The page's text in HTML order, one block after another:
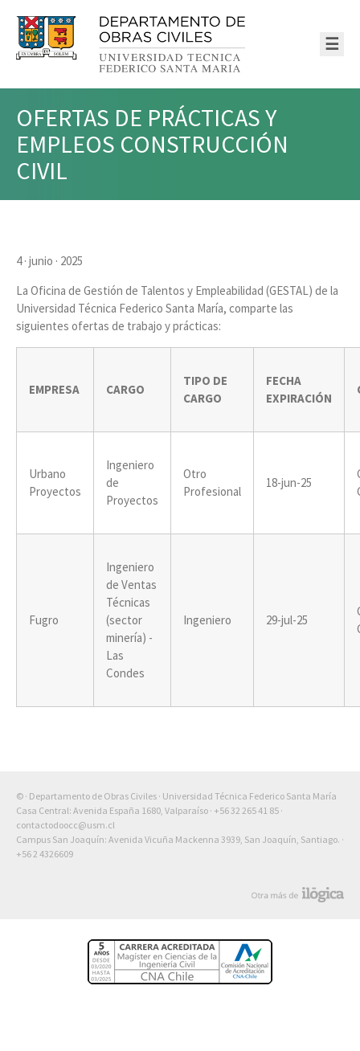
☰
OFERTAS DE PRÁCTICAS Y
EMPLEOS CONSTRUCCIÓN
CIVIL
4 · junio · 2025
La Oficina de Gestión de Talentos y Empleabilidad (GESTAL) de la
Universidad Técnica Federico Santa María, comparte las
siguientes ofertas de trabajo y prácticas:
EMPRESA CARGO
TIPO DE
CARGO
FECHA
EXPIRACIÓN
Urbano
Proyectos
Ingeniero
de
Proyectos
Otro
Profesional
18-jun-25
Fugro
Ingeniero
de Ventas
Técnicas
(sector
minería) -
Las
Condes
Ingeniero 29-jul-25
© · Departamento de Obras Civiles · Universidad Técnica Federico Santa María
Casa Central: Avenida España 1680, Valparaíso · +56 32 265 41 85 ·
contactodoocc@usm.cl
Campus San Joaquín: Avenida Vicuña Mackenna 3939, San Joaquín, Santiago. ·
+56 2 4326609